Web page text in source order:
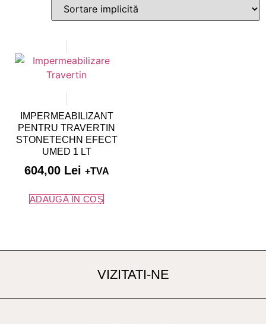
IMPERMEABILIZANT
PENTRU TRAVERTIN
STONETECHN EFECT
UMED 1 LT
604,00 Lei +TVA
ADAUGĂ ÎN COȘ
VIZITATI-NE